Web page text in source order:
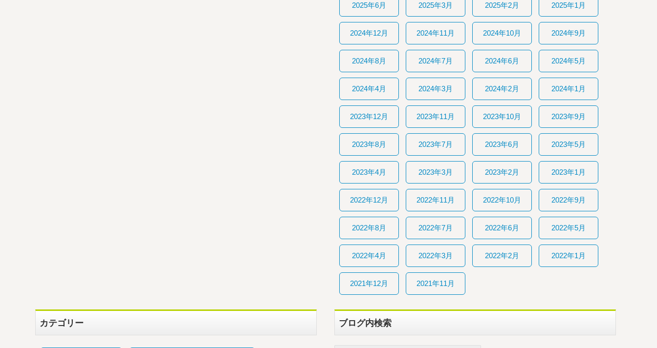
2025年6月 2025年3月 2025年2月 2025年1月
2024年12月 2024年11月 2024年10月 2024年9月
2024年8月 2024年7月 2024年6月 2024年5月
2024年4月 2024年3月 2024年2月 2024年1月
2023年12月 2023年11月 2023年10月 2023年9月
2023年8月 2023年7月 2023年6月 2023年5月
2023年4月 2023年3月 2023年2月 2023年1月
2022年12月 2022年11月 2022年10月 2022年9月
2022年8月 2022年7月 2022年6月 2022年5月
2022年4月 2022年3月 2022年2月 2022年1月
2021年12月 2021年11月
カテゴリー ブログ内検索